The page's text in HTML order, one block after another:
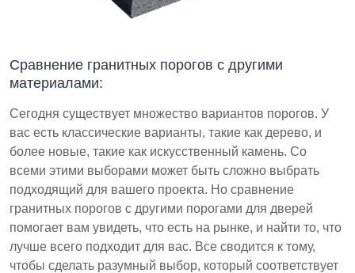
Сравнение гранитных порогов с другими
материалами:
Сегодня существует множество вариантов порогов. У
вас есть классические варианты, такие как дерево, и
более новые, такие как искусственный камень. Со
всеми этими выборами может быть сложно выбрать
подходящий для вашего проекта. Но сравнение
гранитных порогов с другими порогами для дверей
помогает вам увидеть, что есть на рынке, и найти то, что
лучше всего подходит для вас. Все сводится к тому,
чтобы сделать разумный выбор, который соответствует